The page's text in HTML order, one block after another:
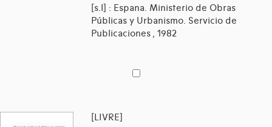
[s.l] : Espana. Ministerio de Obras
Públicas y Urbanismo. Servicio de
Publicaciones , 1982
[LIVRE]